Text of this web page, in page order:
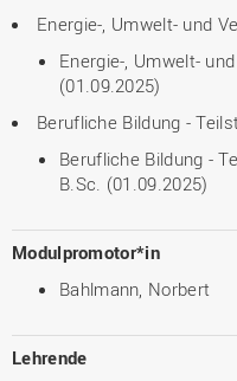
Energie-, Umwelt- und
Energie-, Umwelt-
(01.09.2025)
Berufliche Bildung -
Berufliche Bildung -
B.Sc. (01.09.2025)
Modulpromotor*in
Bahlmann, Norbert
Lehrende